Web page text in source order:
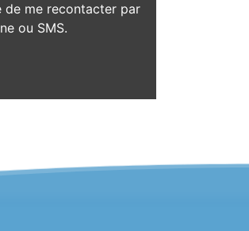
de me recontacter par
ou SMS.
actions